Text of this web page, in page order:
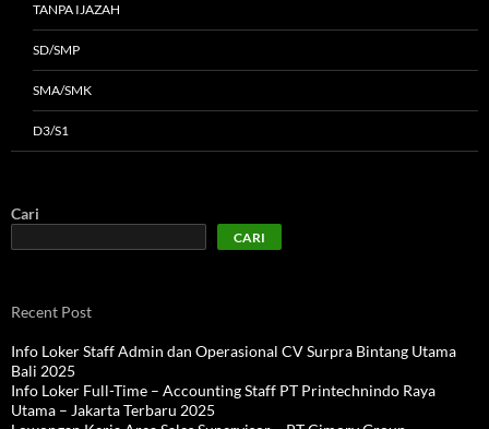
TANPA IJAZAH
SD/SMP
SMA/SMK
D3/S1
Cari
CARI
Recent Post
Info Loker Staff Admin dan Operasional CV Surpra Bintang Utama
Bali 2025
Info Loker Full-Time – Accounting Staff PT Printechnindo Raya
Utama – Jakarta Terbaru 2025